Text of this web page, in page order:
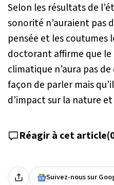
Selon les résultats de
sonorité n’auraient pas
pensée et les coutumes
doctorant affirme que
climatique n’aura pas
façon de parler mais
d’impact sur la nature
Réagir à cet article(
Suivez-nous sur